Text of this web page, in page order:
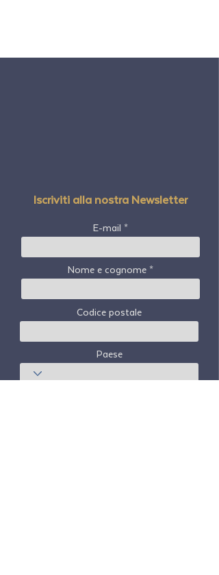
Iscriviti alla nostra Newsletter
E-mail
Nome e cognome
Codice postale
Paese